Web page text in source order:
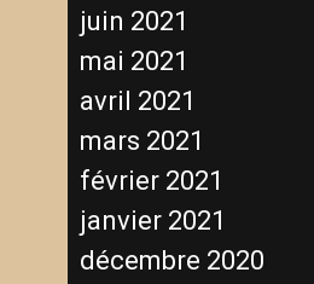
juin 2021
mai 2021
avril 2021
mars 2021
février 2021
janvier 2021
décembre 2020